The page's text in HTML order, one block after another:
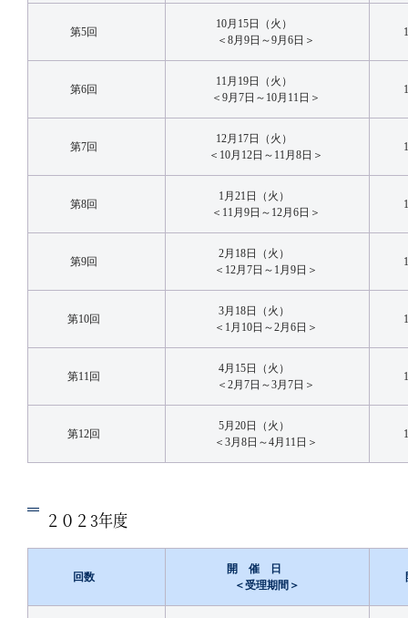
第5回
10月15日（火）
＜8月9日～9月6日＞
第6回
11月19日（火）
＜9月7日～10月11日＞
第7回
12月17日（火）
＜10月12日～11月8日＞
第8回
1月21日（火）
＜11月9日～12月6日＞
第9回
2月18日（火）
＜12月7日～1月9日＞
第10回
3月18日（火）
＜1月10日～2月6日＞
第11回
4月15日（火）
＜2月7日～3月7日＞
第12回
5月20日（火）
＜3月8日～4月11日＞
２０２3年度
回数
開 催 日
＜受理期間＞